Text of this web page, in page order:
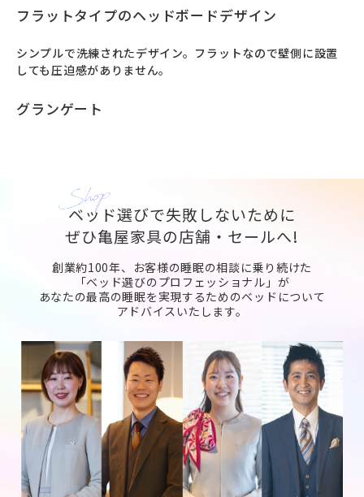
フラットタイプのヘッドボードデザイン
シンプルで洗練されたデザイン。フラットなので壁側に設置
しても圧迫感がありません。
グランゲート
ベッド選びで失敗しないために
ぜひ亀屋家具の店舗・セールへ!
創業約100年、お客様の睡眠の相談に乗り続けた
「ベッド選びのプロフェッショナル」が
あなたの最高の睡眠を実現するためのベッドについて
アドバイスいたします。